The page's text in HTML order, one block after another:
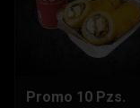
Promo 10 Pzs.